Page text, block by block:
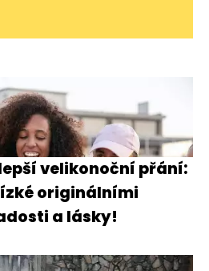
velikonoční přání:
originálními
a lásky!